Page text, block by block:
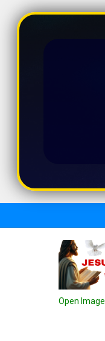
Open Image